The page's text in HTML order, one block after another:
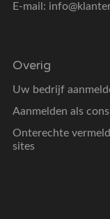
E-mail:
Overig
Uw bedrijf
Aanmelden als
Onterechte
sites